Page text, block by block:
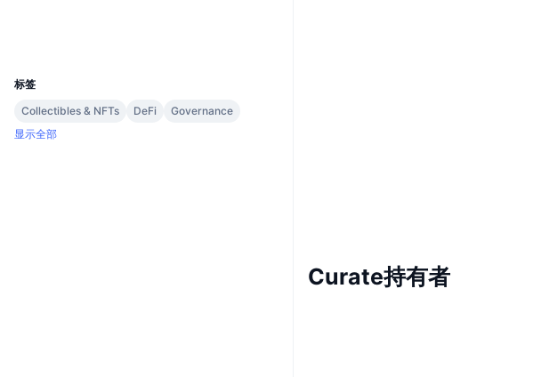
标签
Collectibles & NFTs
DeFi
Governance
显示全部
Curate持有者